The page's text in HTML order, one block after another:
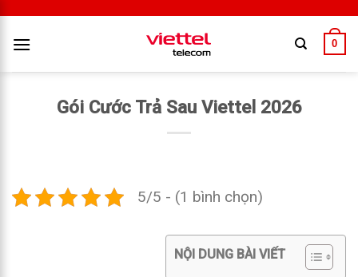
0
Gói Cước Trả Sau Viettel 2026
5/5 - (1 bình chọn)
NỘI DUNG BÀI VIẾT